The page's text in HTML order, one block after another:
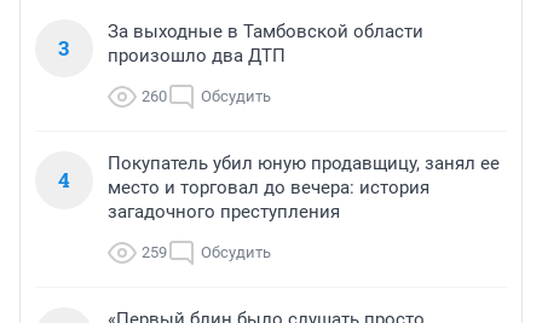
3
За выходные в Тамбовской области
произошло два ДТП
260 Обсудить
4
Покупатель убил юную продавщицу, занял ее
место и торговал до вечера: история
загадочного преступления
259 Обсудить